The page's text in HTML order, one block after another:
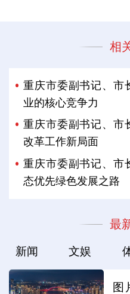
相
重庆市委副书记、市
业的核心竞争力
重庆市委副书记、市
改革工作新局面
重庆市委副书记、市
态优先绿色发展之路
最
新闻 文娱
图